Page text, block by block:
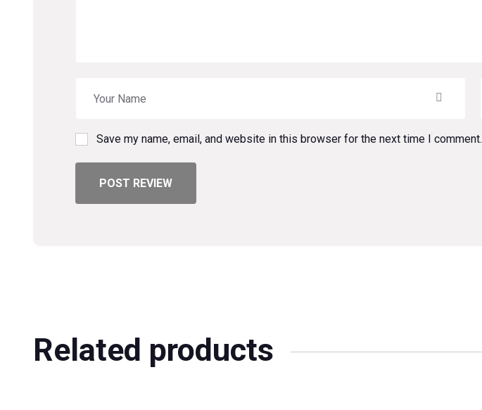
Save my name, email, and website in this browser for the next time I comment.
POST REVIEW
Related products